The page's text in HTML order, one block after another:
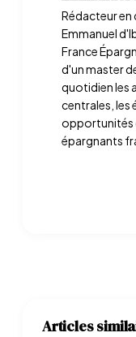
Rédacteur en
Emmanuel
France
d'un master
quotidien les
centrales, les
opportunités
épargnants
Articles